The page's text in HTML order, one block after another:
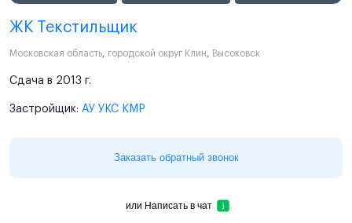
ЖК Текстильщик
Московская область, городской округ Клин, Высоковск
Сдача в 2013 г.
Застройщик: АУ УКС КМР
Заказать обратный звонок
или Написать в чат